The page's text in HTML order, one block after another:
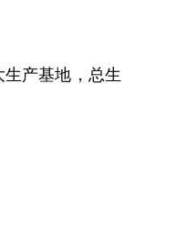
产基地，总生